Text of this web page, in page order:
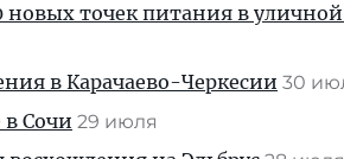
точек питания в
в Карачаево-Черкесии 30
Сочи 29 июля